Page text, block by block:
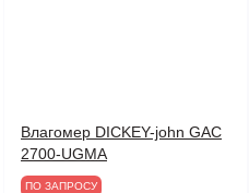
Влагомер DICKEY-john GAC
2700-UGMA
ПО ЗАПРОСУ